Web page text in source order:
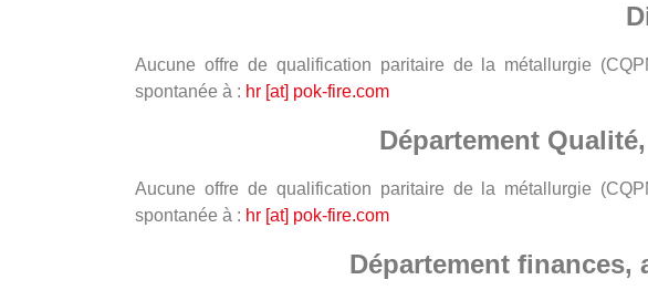
Aucune offre de qualification paritaire de la métallurgie
spontanée à : hr [at] pok-fire.com
Département
Aucune offre de qualification paritaire de la métallurgie
spontanée à : hr [at] pok-fire.com
Département